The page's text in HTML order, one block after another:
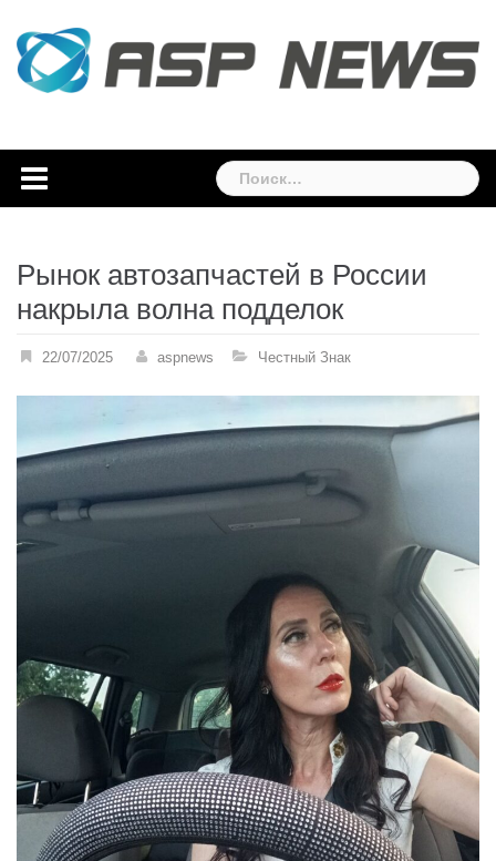
content
Найти:
Рынок автозапчастей в России
накрыла волна подделок
22/07/2025 aspnews Честный Знак